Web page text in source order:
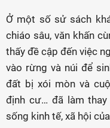
Ở một số sử sách
chiáo sâu, văn khấn
thấy đề cập đến việc
vào rừng và núi để
đất bị xói mòn và
định cư… đã làm
sống kinh tế, xã hội